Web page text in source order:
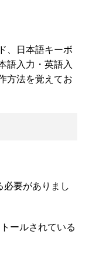
、日本語キーボ
語入力・英語入
方法を覚えてお
要がありまし
ールされている